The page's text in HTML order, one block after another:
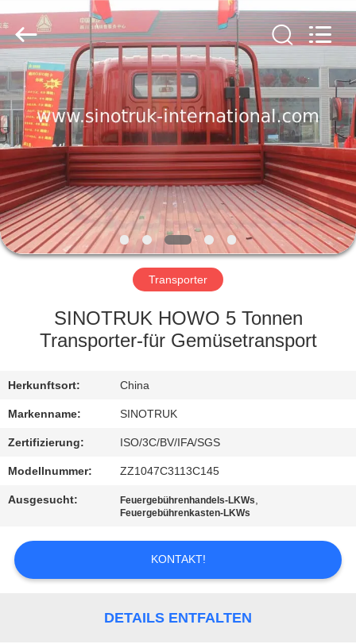
ZU
HAUSE
PRODUKTE
ÜBER
UNS
WERKSBESICHTIGUNG
QUALITÄTSKONTROLLE
KONTAKT
MIT
UNS
UM
EIN
ANGEBOT
INTERNATIONAL
LTD..
All
Rights
Reserved.
Transporter
SINOTRUK HOWO 5 Tonnen
Transporter-für Gemüsetransport
Herkunftsort: China
Markenname: SINOTRUK
Zertifizierung: ISO/3C/BV/IFA/SGS
Modellnummer: ZZ1047C3113C145
Ausgesucht: Feuergebührenhandels-LKWs,
Feuergebührenkasten-LKWs
KONTAKT!
DETAILS ENTFALTEN